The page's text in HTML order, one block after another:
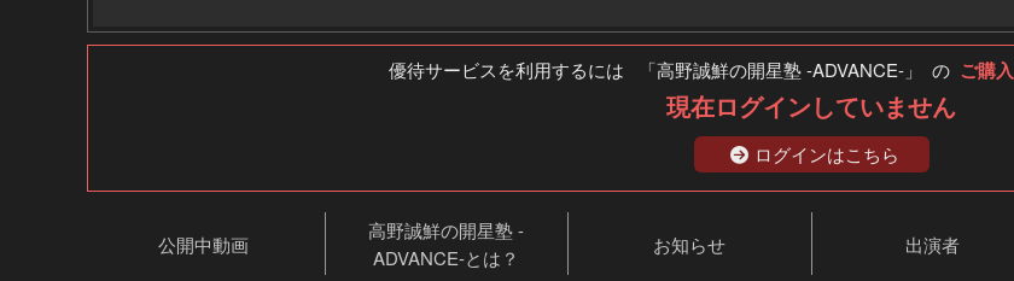
優待サービスを利用するには 「高野誠鮮の開星塾 -ADVANCE-」 の ご購入
現在ログインしていません
ログインはこちら
公開中動画
高野誠鮮の開星塾 -
ADVANCE-とは？
お知らせ 出演者